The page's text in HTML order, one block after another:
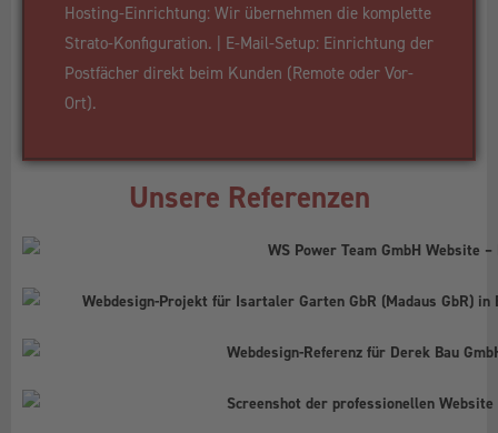
Hosting-Einrichtung: Wir übernehmen die komplette
Strato-Konfiguration. | E-Mail-Setup: Einrichtung der
Postfächer direkt beim Kunden (Remote oder Vor-
Ort).
Unsere Referenzen